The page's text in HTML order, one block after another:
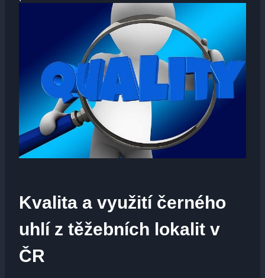
Kvalita a využití černého
uhlí z těžebních lokalit v
ČR